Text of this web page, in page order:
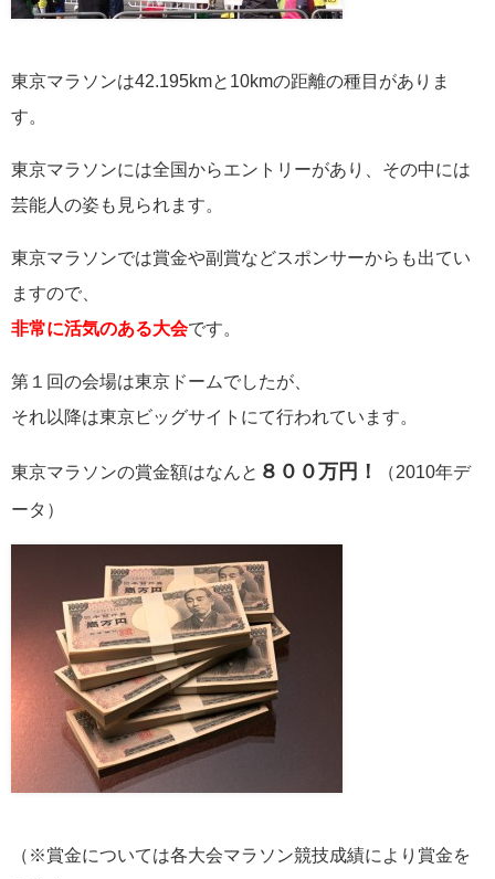
東京マラソンは42.195kmと10kmの距離の種目がありま
す。
東京マラソンには全国からエントリーがあり、その中には
芸能人の姿も見られます。
東京マラソンでは賞金や副賞などスポンサーからも出てい
ますので、
非常に活気のある大会です。
第１回の会場は東京ドームでしたが、
それ以降は東京ビッグサイトにて行われています。
東京マラソンの賞金額はなんと ８００万円！ （2010年デ
ータ）
（※賞金については各大会マラソン競技成績により賞金を